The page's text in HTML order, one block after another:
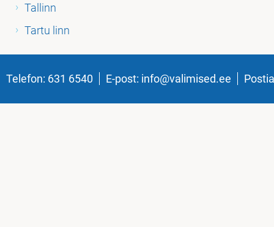
Tallinn
Tartu linn
Telefon: 631 6540 E-post: info@valimised.ee